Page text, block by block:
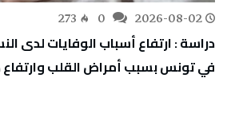
2026-08-02
273
دراسة : ارتفاع أسباب الوفايات لدى
في تونس بسبب أمراض القلب